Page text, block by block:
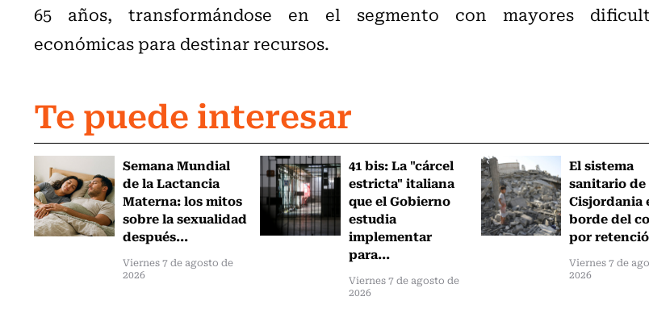
65 años, transformándose en el segmento con mayores
económicas para destinar recursos.
Te puede interesar
Semana Mundial
de la Lactancia
Materna: los mitos
sobre la sexualidad
después...
Viernes 7 de agosto de
2026
41 bis: La "cárcel
estricta" italiana
que el Gobierno
estudia
implementar
para...
Viernes 7 de agosto de
2026
El sistema
sanitario de
Cisjordania
borde del
por
Viernes 7 de
2026